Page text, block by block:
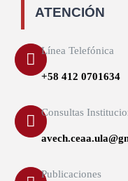
ATENCIÓN
Línea Telefónica
+58 412 0701634
Consultas
Publicaciones